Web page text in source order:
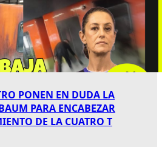
PONEN EN DUDA LA
PARA ENCABEZAR
DE LA CUATRO T